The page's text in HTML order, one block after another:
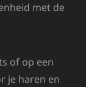
met de
of op een
je haren en